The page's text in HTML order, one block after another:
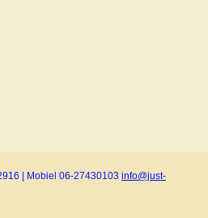
| Mobiel 06-27430103 info@just-